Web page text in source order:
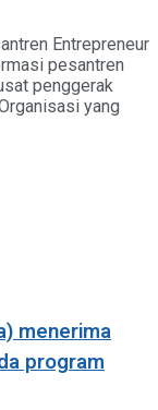
Entrepreneur
pesantren
penggerak
yang
menerima
program